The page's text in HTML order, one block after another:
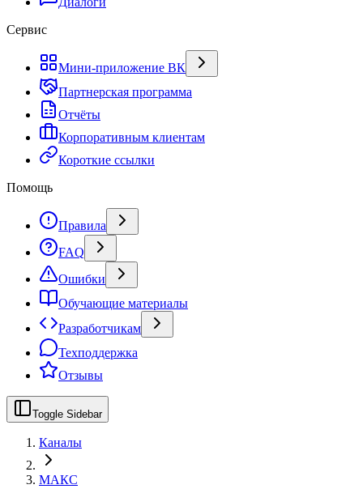
Сервис
Мини-приложение ВК
Партнерская программа
Отчёты
Корпоративным клиентам
Короткие ссылки
Помощь
Правила
FAQ
Ошибки
Обучающие материалы
Разработчикам
Техподдержка
Отзывы
Toggle Sidebar
Каналы
МАКС